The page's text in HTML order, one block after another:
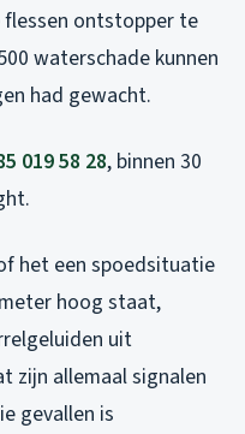
ontstopper te
waterschade kunnen
had gewacht.
019 58 28, binnen 30
het een spoedsituatie
hoog staat,
uit
zijn allemaal signalen
gevallen is